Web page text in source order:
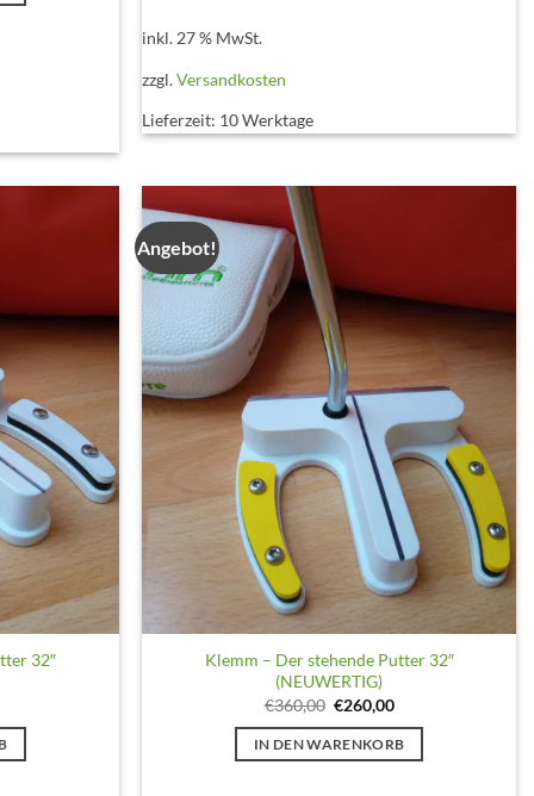
inkl. 27 % MwSt.
zzgl.Versandkosten
Lieferzeit: 10 Werktage
32″
Angebot!
Klemm – Der stehende Putter 32″
(NEUWERTIG)
€360,00 Ursprünglicher
war:
€360,00
€260,00Aktueller
ist:
€260,00.
IN DEN WARENKORB